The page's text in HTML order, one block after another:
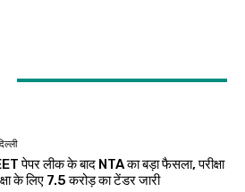
पेपर लीक के बाद NTA का बड़ा फैसला, परीक्षा
के लिए ₹7.5 करोड़ का टेंडर जारी